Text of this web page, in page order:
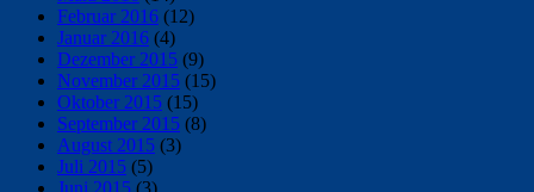
Februar 2016 (12)
Januar 2016 (4)
Dezember 2015 (9)
November 2015 (15)
Oktober 2015 (15)
September 2015 (8)
August 2015 (3)
Juli 2015 (5)
Juni 2015 (3)